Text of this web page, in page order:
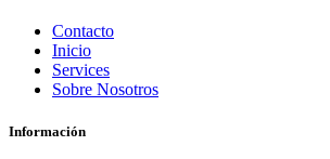
Contacto
Inicio
Services
Sobre Nosotros
Información